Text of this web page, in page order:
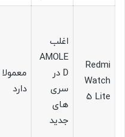
Redmi
Watch
5 Lite
اغلب
AMOLE
D در
سری
های
جدید
معمولا
دارد